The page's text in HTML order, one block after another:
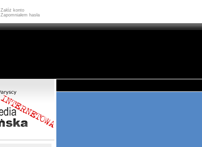
Załóż konto
Zapomniałem hasła